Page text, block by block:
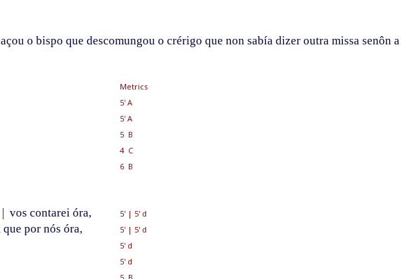
o bispo que descomungou o crérigo que non sabía dizer outra missa senôn a
Metrics
5' A
5' A
5 B
4 C
6 B
| vos contarei óra, 5'| 5' d
que por nós óra, 5'| 5' d
5' d
5' d